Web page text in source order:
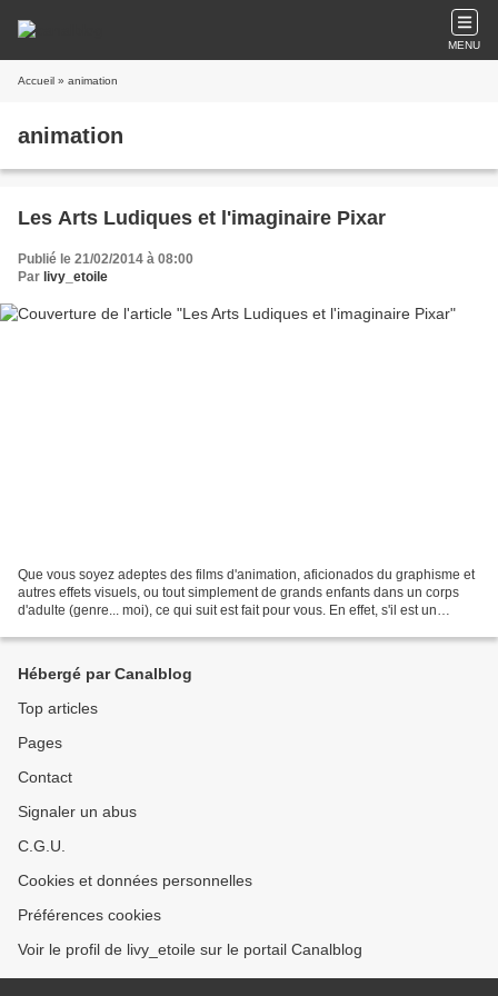
MENU
Accueil » animation
animation
Les Arts Ludiques et l'imaginaire Pixar
Publié le 21/02/2014 à 08:00
Par livy_etoile
Que vous soyez adeptes des films d'animation, aficionados du graphisme et
autres effets visuels, ou tout simplement de grands enfants dans un corps
d'adulte (genre... moi), ce qui suit est fait pour vous. En effet, s'il est un
Hébergé par Canalblog
Top articles
Pages
Contact
Signaler un abus
C.G.U.
Cookies et données personnelles
Préférences cookies
Voir le profil de livy_etoile sur le portail Canalblog